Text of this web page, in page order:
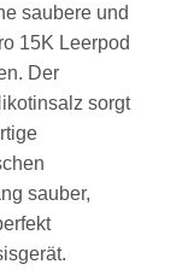
saubere und
15K Leerpod
Der
sorgt
sauber,